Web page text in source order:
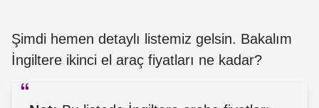
Şimdi hemen detaylı listemiz gelsin. Bakalım
İngiltere ikinci el araç fiyatları ne kadar?